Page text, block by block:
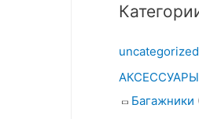
uncategorized
АКСЕССУАРЫ
Багажники